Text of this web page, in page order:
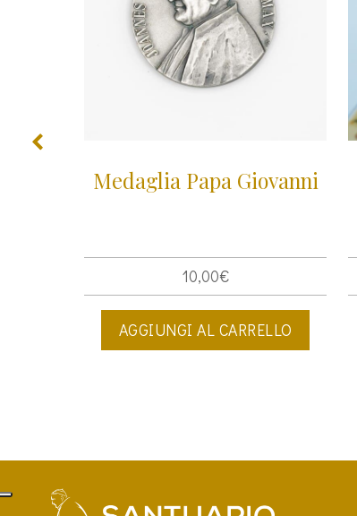
Medaglia Papa Giovanni
10,00€
AGGIUNGI AL CARRELLO